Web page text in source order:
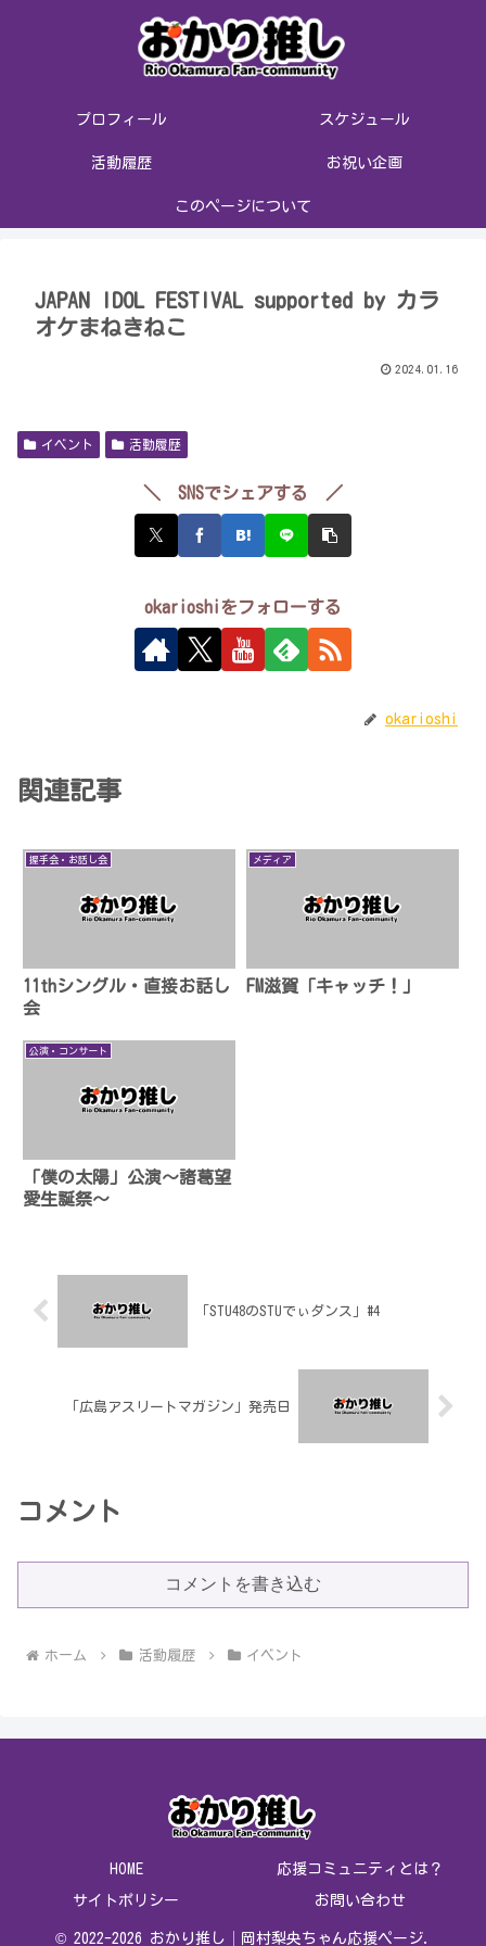
プロフィール スケジュール
活動履歴 お祝い企画
このページについて
JAPAN IDOL FESTIVAL supported by カラ
オケまねきねこ
2024.01.16
イベント 活動履歴
＼ SNSでシェアする ／
okarioshiをフォローする
okarioshi
関連記事
握手会・お話し会
11thシングル・直接お話し
会
メディア
FM滋賀「キャッチ！」
公演・コンサート
「僕の太陽」公演〜諸葛望
愛生誕祭〜
「STU48のSTUでぃダンス」#4
「広島アスリートマガジン」発売日
コメント
コメントを書き込む
ホーム 活動履歴 イベント
HOME 応援コミュニティとは？
サイトポリシー お問い合わせ
© 2022-2026 おかり推し│岡村梨央ちゃん応援ページ.